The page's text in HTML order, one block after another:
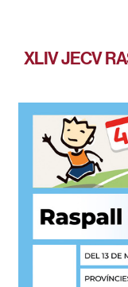
XLIV JECV